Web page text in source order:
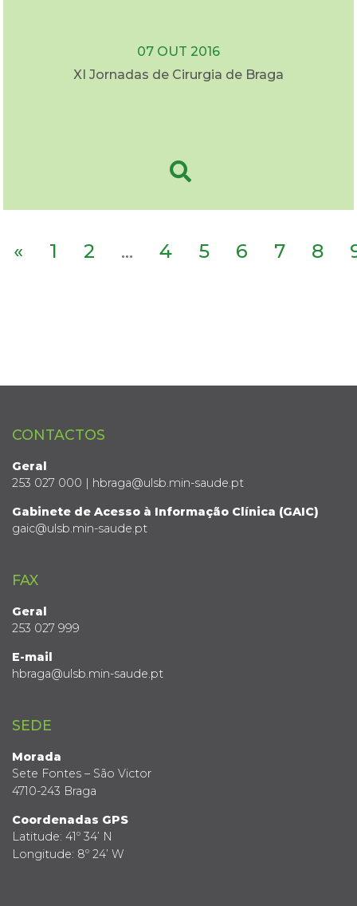
07 OUT 2016
XI Jornadas de Cirurgia de Braga
« 1 2 ... 4 5 6 7 8
CONTACTOS
Geral
253 027 000 | hbraga@ulsb.min-saude.pt
Gabinete de Acesso à Informação Clínica (GAIC)
gaic@ulsb.min-saude.pt
FAX
Geral
253 027 999
E-mail
hbraga@ulsb.min-saude.pt
SEDE
Morada
Sete Fontes – São Victor
4710-243 Braga
Coordenadas GPS
Latitude: 41º 34’ N
Longitude: 8º 24’ W